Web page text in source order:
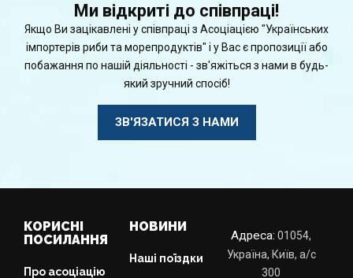
Ми відкриті до співпраці!
Якщо Ви зацікавлені у співпраці з Асоціацією "Українських
імпортерів риби та морепродуктів" і у Вас є пропозиції або
побажання по нашій діяльності - зв'яжіться з нами в будь-
який зручний спосіб!
ЗВ'ЯЗАТИСЯ З НАМИ
КОРИСНІ
ПОСИЛАННЯ
Про асоціацію
НОВИНИ
Наші поїздки
Адреса: 01054,
Україна, Київ, а/с
300